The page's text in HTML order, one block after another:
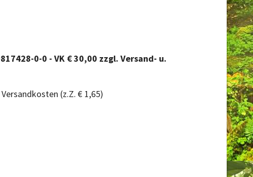
0-0 - VK € 30,00 zzgl. Versand- u.
(z.Z. € 1,65)